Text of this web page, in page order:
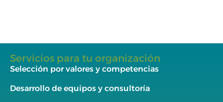
Servicios para tu organización
Selección por valores y competencias
Desarrollo de equipos y consultoría